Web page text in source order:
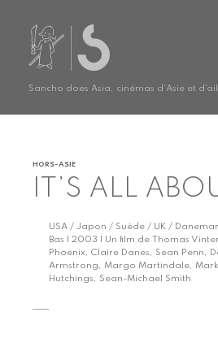
Sancho does Asia, cinémas d'Asie et
HORS-ASIE
IT’S ALL
USA / Japon / Suède / UK /
Bas | 2003 | Un film de Thomas
Phoenix, Claire Danes, Sean Penn,
Armstrong, Margo Martindale,
Hutchings, Sean-Michael Smith